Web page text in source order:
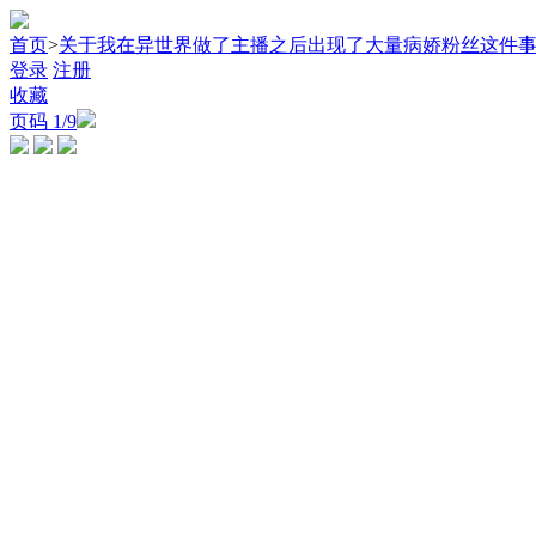
首页>关于我在异世界做了主播之后出现了大量病娇粉丝这件事
登录 注册
收藏
页码 1/9